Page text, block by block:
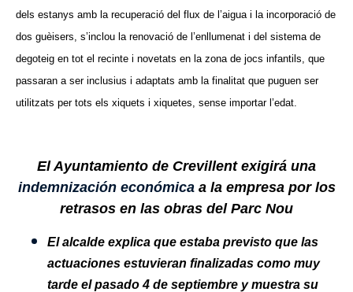
dels estanys amb la recuperació del flux de l’aigua i la incorporació de
dos guèisers, s’inclou la renovació de l’enllumenat i del sistema de
degoteig en tot el recinte i novetats en la zona de jocs infantils, que
passaran a ser inclusius i adaptats amb la finalitat que puguen ser
utilitzats per tots els xiquets i xiquetes, sense importar l’edat.
El Ayuntamiento de Crevillent exigirá una
indemnización económicaa la empresa por los
retrasos en las obras del Parc Nou
El alcalde explica que estaba previsto que las
actuaciones estuvieran finalizadas como muy
tarde el pasado 4 de septiembre y muestra su